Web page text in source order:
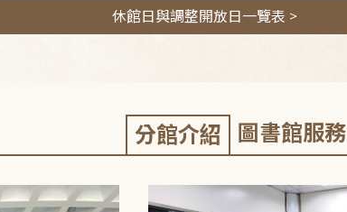
休館日與調整開放日一覽表 >
分館介紹 圖書館服務